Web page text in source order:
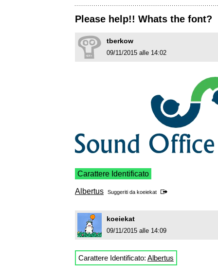
Please help!! Whats the font?
tberkow
09/11/2015 alle 14:02
Carattere Identificato
Albertus Suggeriti da koeiekat
koeiekat
09/11/2015 alle 14:09
Carattere Identificato: Albertus